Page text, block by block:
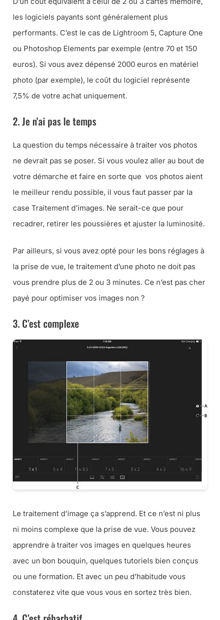
les logiciels payants sont généralement plus
performants. C’est le cas de Lightroom 5, Capture One
ou Photoshop Elements par exemple (entre 70 et 150
euros). Si vous avez dépensé 2000 euros en matériel
photo (par exemple), le coût du logiciel représente
7,5% de votre achat uniquement.
2. Je n’ai pas le temps
La question du temps nécessaire à traiter vos photos
ne devrait pas se poser. Si vous voulez aller au bout de
votre démarche et faire en sorte que vos photos aient
le meilleur rendu possible, il vous faut passer par la
case Traitement d’images. Ne serait-ce que pour
recadrer, retirer les poussières et ajuster la luminosité.
Par ailleurs, si vous avez opté pour les bons réglages à
la prise de vue, le traitement d’une photo ne doit pas
vous prendre plus de 2 ou 3 minutes. Ce n’est pas cher
payé pour optimiser vos images non ?
3. C’est complexe
Le traitement d’image ça s’apprend. Et ce n’est ni plus
ni moins complexe que la prise de vue. Vous pouvez
apprendre à traiter vos images en quelques heures
avec un bon bouquin, quelques tutoriels bien conçus
ou une formation. Et avec un peu d’habitude vous
constaterez vite que vous vous en sortez très bien.